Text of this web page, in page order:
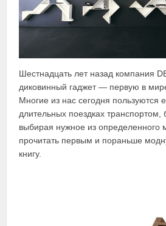
Шестнадцать лет назад компания
диковинный гаджет — первую в
Многие из нас сегодня пользуются
длительных поездках транспортом,
выбирая нужное из определенного
прочитать первым и пораньше
книгу.